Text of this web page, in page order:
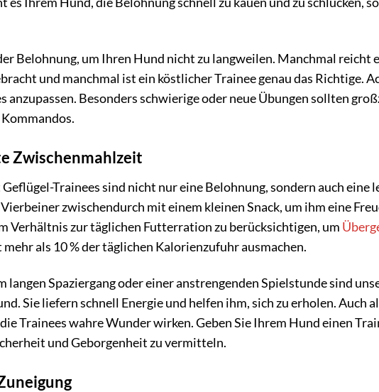
Belohnung, um Ihren Hund nicht zu langweilen. Manchmal reicht
und manchmal ist ein köstlicher Trainee genau das Richtige.
anzupassen. Besonders schwierige oder neue Übungen sollten
Zwischenmahlzeit
Trainees sind nicht nur eine Belohnung, sondern auch
zwischendurch mit einem kleinen Snack, um ihm eine
Verhältnis zur täglichen Futterration zu berücksichtigen, um
als 10 % der täglichen Kalorienzufuhr ausmachen.
langen Spaziergang oder einer anstrengenden Spielstunde sind
Sie liefern schnell Energie und helfen ihm, sich zu erholen. Auch
Trainees wahre Wunder wirken. Geben Sie Ihrem Hund einen
und Geborgenheit zu vermitteln.